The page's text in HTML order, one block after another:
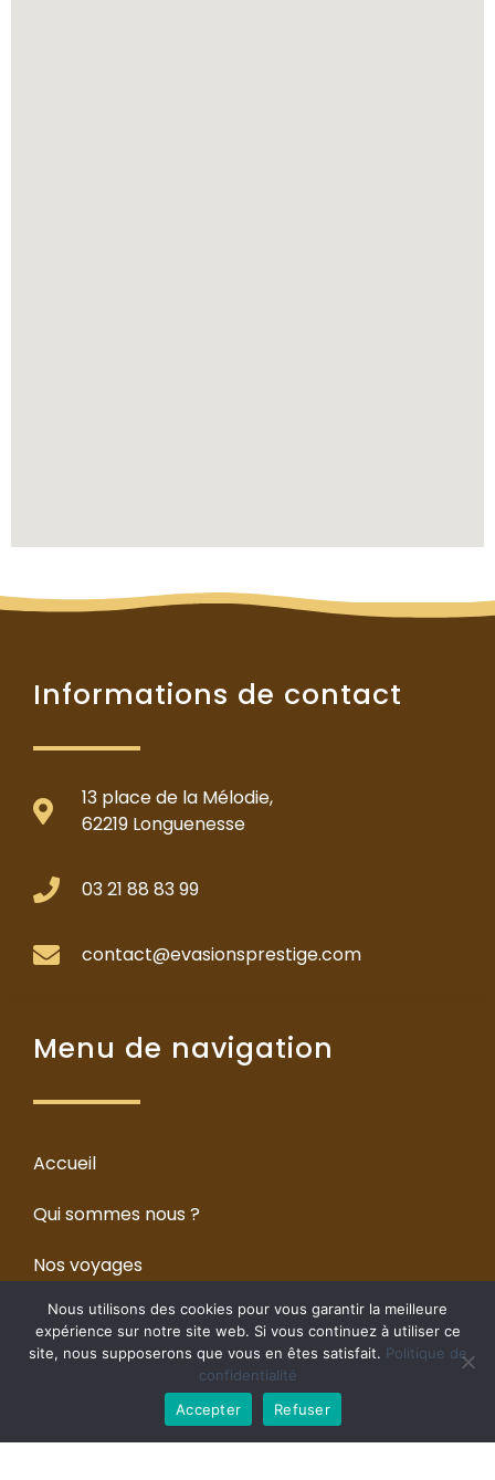
Évasions & Prestige, située
àLonguenesse,proche d’ArquesetSaint-Omer,
Menu de navigation
Accueil
Qui sommes nous ?
Nos voyages
Contact
Informations de contact
13 place de la Mélodie,
62219 Longuenesse
03 21 88 83 99
contact@evasionsprestige.com
Nous utilisons des cookies pour vous garantir la meilleure
expérience sur notre site web. Si vous continuez à utiliser ce
site, nous supposerons que vous en êtes satisfait. Politique de
confidentialité
Accepter
Refuser